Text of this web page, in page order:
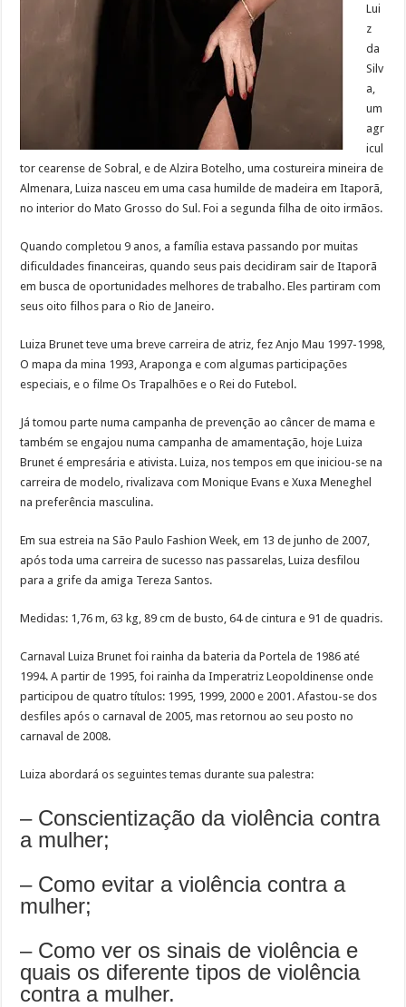
Lui
z
da
Silv
a,
um
agr
icul
tor cearense de Sobral, e de Alzira Botelho, uma costureira mineira de
Almenara, Luiza nasceu em uma casa humilde de madeira em Itaporã,
no interior do Mato Grosso do Sul. Foi a segunda filha de oito irmãos.
Quando completou 9 anos, a família estava passando por muitas
dificuldades financeiras, quando seus pais decidiram sair de Itaporã
em busca de oportunidades melhores de trabalho. Eles partiram com
seus oito filhos para o Rio de Janeiro.
Luiza Brunet teve uma breve carreira de atriz, fez Anjo Mau 1997-1998,
O mapa da mina 1993, Araponga e com algumas participações
especiais, e o filme Os Trapalhões e o Rei do Futebol.
Já tomou parte numa campanha de prevenção ao câncer de mama e
também se engajou numa campanha de amamentação, hoje Luiza
Brunet é empresária e ativista. Luiza, nos tempos em que iniciou-se na
carreira de modelo, rivalizava com Monique Evans e Xuxa Meneghel
na preferência masculina.
Em sua estreia na São Paulo Fashion Week, em 13 de junho de 2007,
após toda uma carreira de sucesso nas passarelas, Luiza desfilou
para a grife da amiga Tereza Santos.
Medidas: 1,76 m, 63 kg, 89 cm de busto, 64 de cintura e 91 de quadris.
Carnaval Luiza Brunet foi rainha da bateria da Portela de 1986 até
1994. A partir de 1995, foi rainha da Imperatriz Leopoldinense onde
participou de quatro títulos: 1995, 1999, 2000 e 2001. Afastou-se dos
desfiles após o carnaval de 2005, mas retornou ao seu posto no
carnaval de 2008.
Luiza abordará os seguintes temas durante sua palestra:
– Conscientização da violência contra
a mulher;
– Como evitar a violência contra a
mulher;
– Como ver os sinais de violência e
quais os diferente tipos de violência
contra a mulher.